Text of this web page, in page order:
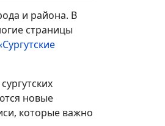
и района. В
страницы
новые
которые важно